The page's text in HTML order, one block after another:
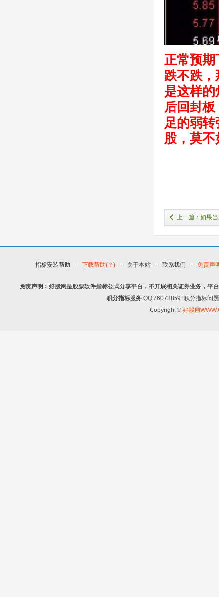
正常预期
跌不跌
是这样
后回封
足的弱
股，莫不
上一篇：如果
指标安装帮助 - 下载帮助(？) - 关于本站 - 联系我们 - 免责声
免责声明：好股网是股票软件指标公式分享平台，不开展相关证券业务，平
积分指标服务 QQ:76073859 [积分指标问
Copyright © 好股网